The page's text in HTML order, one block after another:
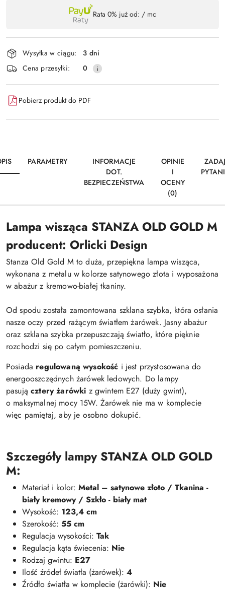
płatność
i
dostawa
Rata 0% już od: / mc
Wysyłka w ciągu:
3 dni
Cena przesyłki:
0
Pobierz produkt do PDF
PARAMETRY
INFORMACJE
DOT.
BEZPIECZEŃSTWA
OPINIE
I
OCENY
(0)
Lampa wisząca STANZA OLD GOLD M
producent: Orlicki Design
Stanza Old Gold M to duża, przepiękna lampa wisząca,
wykonana z metalu w kolorze satynowego złota i wyposażona
w abażur z kremowo-białej tkaniny.
Od spodu została zamontowana szklana szybka, która osłania
nasze oczy przed rażącym światłem żarówek. Jasny abażur
oraz szklana szybka przepuszczają światło, które pięknie
rozchodzi się po całym pomieszczeniu.
Posiada regulowaną wysokość i jest przystosowana do
energooszczędnych żarówek ledowych. Do lampy
pasują cztery żarówki z gwintem E27 (duży gwint),
o maksymalnej mocy 15W. Żarówek nie ma w komplecie
więc pamiętaj, aby je osobno dokupić.
Szczegóły lampy STANZA OLD GOLD
M:
Materiał i kolor: Metal – satynowe złoto / Tkanina -
biały kremowy / Szkło - biały mat
Wysokość: 123,4 cm
Szerokość: 55 cm
Regulacja wysokości: Tak
Regulacja kąta świecenia: Nie
Rodzaj gwintu: E27
Ilość źródeł światła (żarówek): 4
Źródło światła w komplecie (żarówki): Nie